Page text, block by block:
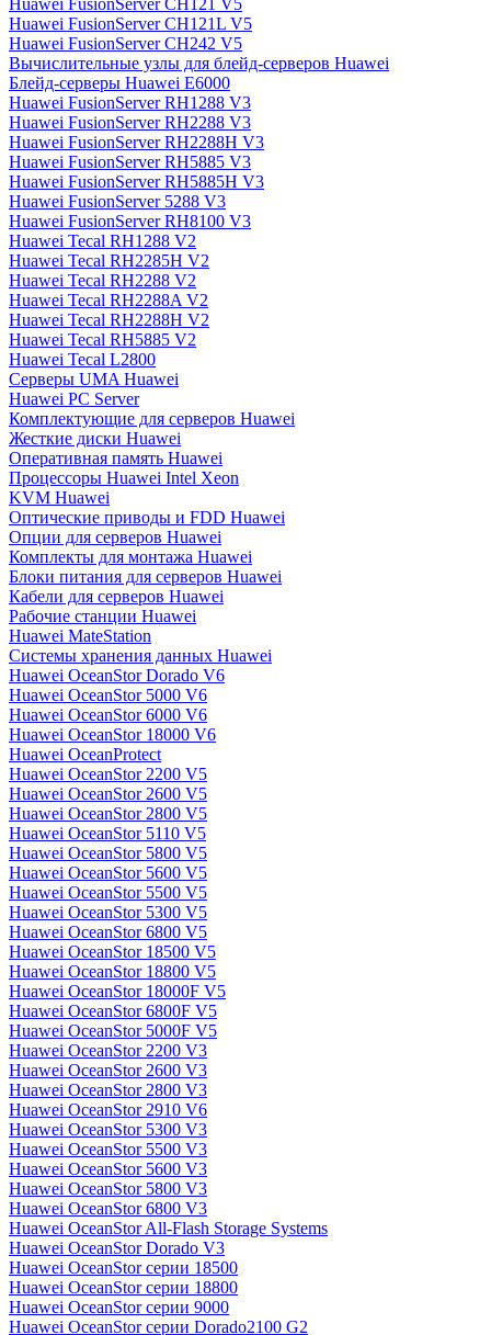
Huawei FusionServer CH121 V5
Huawei FusionServer CH121L V5
Huawei FusionServer CH242 V5
Вычислительные узлы для блейд-серверов Huawei
Блейд-серверы Huawei E6000
Huawei FusionServer RH1288 V3
Huawei FusionServer RH2288 V3
Huawei FusionServer RH2288H V3
Huawei FusionServer RH5885 V3
Huawei FusionServer RH5885H V3
Huawei FusionServer 5288 V3
Huawei FusionServer RH8100 V3
Huawei Tecal RH1288 V2
Huawei Tecal RH2285H V2
Huawei Tecal RH2288 V2
Huawei Tecal RH2288A V2
Huawei Tecal RH2288H V2
Huawei Tecal RH5885 V2
Huawei Tecal L2800
Серверы UMA Huawei
Huawei PC Server
Комплектующие для серверов Huawei
Жесткие диски Huawei
Оперативная память Huawei
Процессоры Huawei Intel Xeon
KVM Huawei
Оптические приводы и FDD Huawei
Опции для серверов Huawei
Комплекты для монтажа Huawei
Блоки питания для серверов Huawei
Кабели для серверов Huawei
Рабочие станции Huawei
Huawei MateStation
Системы хранения данных Huawei
Huawei OceanStor Dorado V6
Huawei OceanStor 5000 V6
Huawei OceanStor 6000 V6
Huawei OceanStor 18000 V6
Huawei OceanProtect
Huawei OceanStor 2200 V5
Huawei OceanStor 2600 V5
Huawei OceanStor 2800 V5
Huawei OceanStor 5110 V5
Huawei OceanStor 5800 V5
Huawei OceanStor 5600 V5
Huawei OceanStor 5500 V5
Huawei OceanStor 5300 V5
Huawei OceanStor 6800 V5
Huawei OceanStor 18500 V5
Huawei OceanStor 18800 V5
Huawei OceanStor 18000F V5
Huawei OceanStor 6800F V5
Huawei OceanStor 5000F V5
Huawei OceanStor 2200 V3
Huawei OceanStor 2600 V3
Huawei OceanStor 2800 V3
Huawei OceanStor 2910 V6
Huawei OceanStor 5300 V3
Huawei OceanStor 5500 V3
Huawei OceanStor 5600 V3
Huawei OceanStor 5800 V3
Huawei OceanStor 6800 V3
Huawei OceanStor All-Flash Storage Systems
Huawei OceanStor Dorado V3
Huawei OceanStor серии 18500
Huawei OceanStor серии 18800
Huawei OceanStor серии 9000
Huawei OceanStor серии Dorado2100 G2